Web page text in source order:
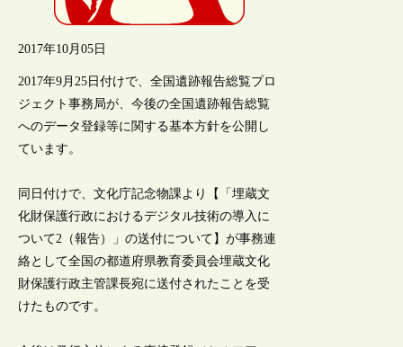
2017年10月05日
2017年9月25日付けで、全国遺跡報告総覧プロ
ジェクト事務局が、今後の全国遺跡報告総覧
へのデータ登録等に関する基本方針を公開し
ています。
同日付けで、文化庁記念物課より【「埋蔵文
化財保護行政におけるデジタル技術の導入に
ついて2（報告）」の送付について】が事務連
絡として全国の都道府県教育委員会埋蔵文化
財保護行政主管課長宛に送付されたことを受
けたものです。